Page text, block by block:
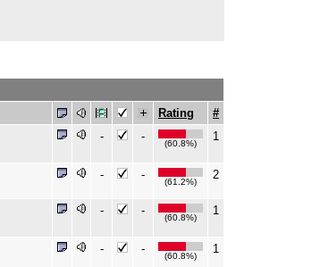
Rating
#
- -
(60.8%)
1
- -
(61.2%)
2
- -
(60.8%)
1
- -
(60.8%)
1